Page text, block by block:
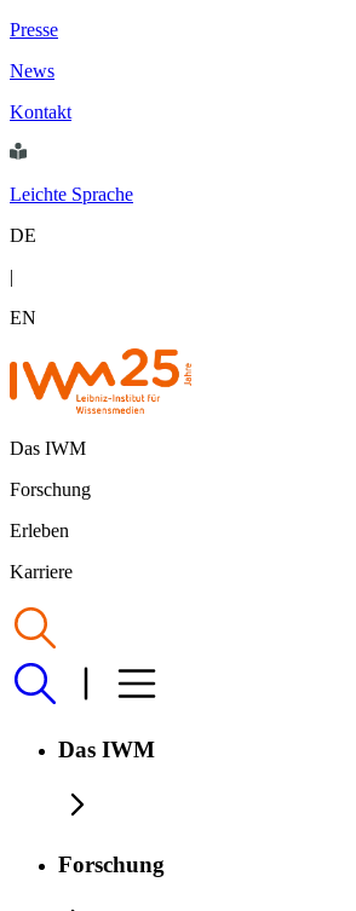
Presse
News
Kontakt
Leichte Sprache
DE
|
EN
Das IWM
Forschung
Erleben
Karriere
Das IWM
Forschung